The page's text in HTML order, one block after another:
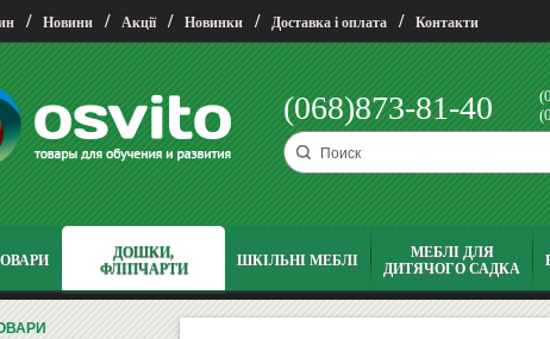
/ Новини / Акції / Новинки / Доставка і оплата / Контакти
(068)873-81-40
ДОШКИ,
ФЛІПЧАРТИ
ШКІЛЬНІ МЕБЛІ
МЕБЛІ ДЛЯ
ДИТЯЧОГО САДКА